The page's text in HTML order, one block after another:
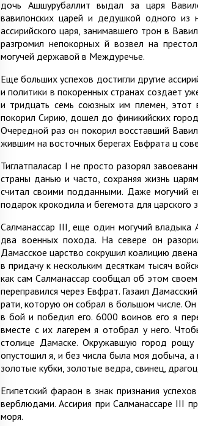
дочь Ашшурубаллит выдал за царя
вавилонских царей и дедушкой одного из
ассирийского царя, занимавшего трон в
разгромил непокорных й возвел на
могучей державой в Междуречье.
Еще больших успехов достигли другие
и политики в покоренных странах создает
и тридцать семь союзных им племен, этот
покорил Сирию, дошел до финикийских
Очередной раз он покорил восставший
жившим на восточных берегах Евфрата ц
Тиглатпаласар I не просто разорял
страны данью и часто, сохраняя жизнь
считал своими подданными. Даже могучий
подарок крокодила и бегемота для царского
Салманассар III, еще один могучий владыка
два военных похода. На севере он
Дамасское царство сокрушил коалицию
в придачу к нескольким десяткам тысяч
как сам Салманассар сообщал об этом
переправился через Евфрат. Газаил
рати, которую он собрал в большом числе.
в бой и победил его. 6000 воинов его я
вместе с их лагерем я отобрал у него.
столице Дамаске. Окружавшую город рощу
опустошил я, и без числа была моя добыча,
золотые кубки, золотые ведра, свинец,
Египетский фараон в знак признания
верблюдами. Ассирия при Салманассаре III
моря.